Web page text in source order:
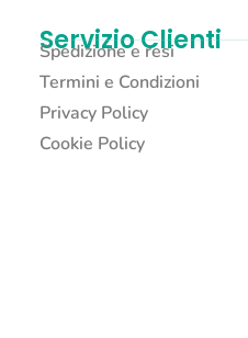
Servizio Clienti
Spedizione e resi
Termini e Condizioni
Privacy Policy
Cookie Policy